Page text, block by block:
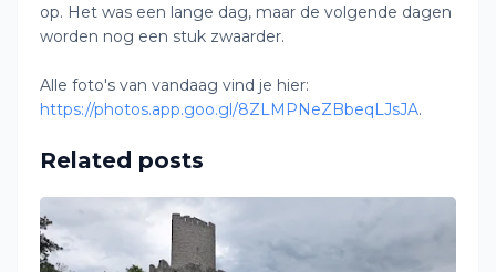
op. Het was een lange dag, maar de volgende dagen
worden nog een stuk zwaarder.
Alle foto's van vandaag vind je hier:
https://photos.app.goo.gl/8ZLMPNeZBbeqLJsJA.
Related posts